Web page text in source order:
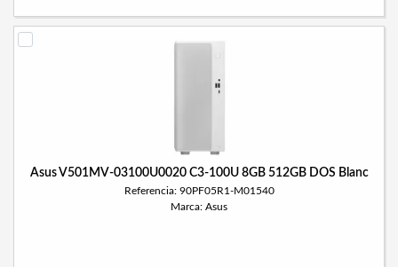
Asus V501MV-03100U0020 C3-100U 8GB 512GB DOS Blanc
Referencia: 90PF05R1-M01540
Marca: Asus